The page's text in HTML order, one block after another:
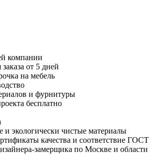
компании
от 5 дней
на мебель
и фурнитуры
бесплатно
и экологически чистые материалы
качества и соответствие ГОСТ
замерщика по Москве и области